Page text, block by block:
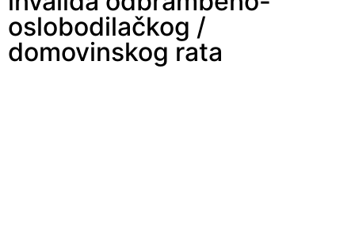
oslobodilačkog /
domovinskog rata